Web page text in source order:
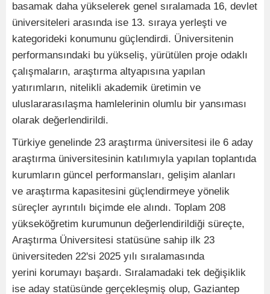
basamak daha yükselerek genel sıralamada 16, devlet
üniversiteleri arasında ise 13. sıraya yerleşti ve
kategorideki konumunu güçlendirdi. Üniversitenin
performansındaki bu yükseliş, yürütülen proje odaklı
çalışmaların, araştırma altyapısına yapılan
yatırımların, nitelikli akademik üretimin ve
uluslararasılaşma hamlelerinin olumlu bir yansıması
olarak değerlendirildi.
Türkiye genelinde 23 araştırma üniversitesi ile 6 aday
araştırma üniversitesinin katılımıyla yapılan toplantıda
kurumların güncel performansları, gelişim alanları
ve araştırma kapasitesini güçlendirmeye yönelik
süreçler ayrıntılı biçimde ele alındı. Toplam 208
yükseköğretim kurumunun değerlendirildiği süreçte,
Araştırma Üniversitesi statüsüne sahip ilk 23
üniversiteden 22'si 2025 yılı sıralamasında
yerini korumayı başardı. Sıralamadaki tek değişiklik
ise aday statüsünde gerçekleşmiş olup, Gaziantep